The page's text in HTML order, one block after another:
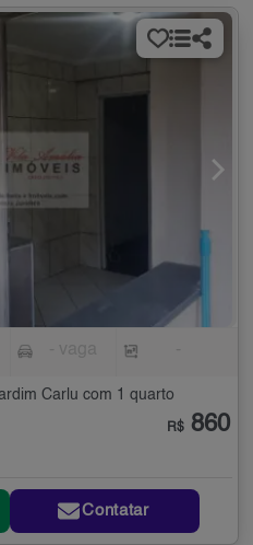
Carlu com 1 quarto
R$ 860
Contatar